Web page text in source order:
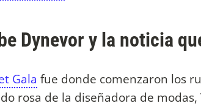
Dynevor y la noticia
Gala fue donde comenzaron los
rosa de la diseñadora de modas,